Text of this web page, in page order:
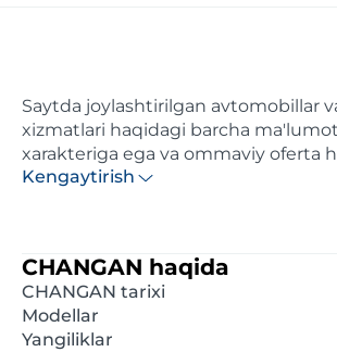
Saytda joylashtirilgan avtomobillar
xizmatlari haqidagi barcha
xarakteriga ega va ommaviy oferta
Ushbu saytda ko'rsatilgan narxlar
rasmiy diler bilan bog'laning. Ushbu
qilingan ma'lumotlar oldindan
qilinmasdan istalgan damda
Kengaytirish
CHANGAN haqida
CHANGAN tarixi
Modellar
Yangiliklar